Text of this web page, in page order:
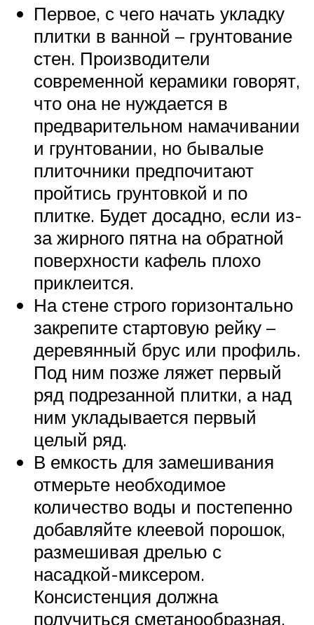
Первое, с чего начать укладку
плитки в ванной – грунтование
стен. Производители
современной керамики говорят,
что она не нуждается в
предварительном намачивании
и грунтовании, но бывалые
плиточники предпочитают
пройтись грунтовкой и по
плитке. Будет досадно, если из-
за жирного пятна на обратной
поверхности кафель плохо
приклеится.
На стене строго горизонтально
закрепите стартовую рейку –
деревянный брус или профиль.
Под ним позже ляжет первый
ряд подрезанной плитки, а над
ним укладывается первый
целый ряд.
В емкость для замешивания
отмерьте необходимое
количество воды и постепенно
добавляйте клеевой порошок,
размешивая дрелью с
насадкой-миксером.
Консистенция должна
получиться сметанообразная,